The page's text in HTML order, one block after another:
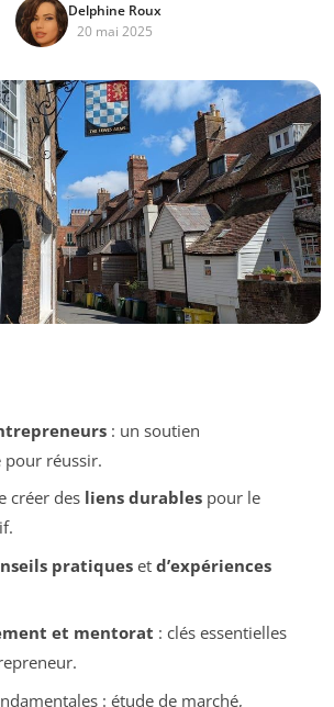
Delphine Roux
20 mai 2025
: un soutien
pour réussir.
créer des liens durablespour le
pratiqueset d’expériences
et mentorat : clés essentielles
: étude de marché,